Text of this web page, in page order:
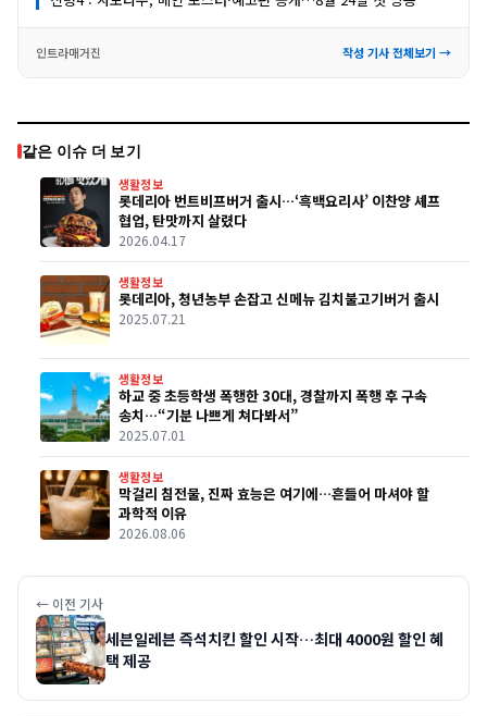
인트라매거진 작성 기사 전체보기 →
같은 이슈 더 보기
생활정보
롯데리아 번트비프버거 출시…‘흑백요리사’ 이찬양 셰프
협업, 탄맛까지 살렸다
2026.04.17
생활정보
롯데리아, 청년농부 손잡고 신메뉴 김치불고기버거 출시
2025.07.21
생활정보
하교 중 초등학생 폭행한 30대, 경찰까지 폭행 후 구속
송치…“기분 나쁘게 쳐다봐서”
2025.07.01
생활정보
막걸리 침전물, 진짜 효능은 여기에…흔들어 마셔야 할
과학적 이유
2026.08.06
← 이전 기사
세븐일레븐 즉석치킨 할인 시작…최대 4000원 할인 혜
택 제공